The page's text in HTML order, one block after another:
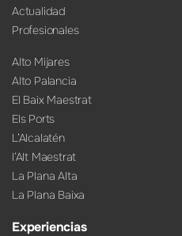
Actualidad
Profesionales
Alto Mijares
Alto Palancia
El Baix Maestrat
Els Ports
L’Alcalatén
l’Alt Maestrat
La Plana Alta
La Plana Baixa
Experiencias